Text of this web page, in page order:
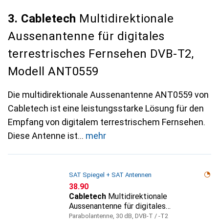
3. Cabletech Multidirektionale
Aussenantenne für digitales
terrestrisches Fernsehen DVB-T2,
Modell ANT0559
Die multidirektionale Aussenantenne ANT0559 von
Cabletech ist eine leistungsstarke Lösung für den
Empfang von digitalem terrestrischem Fernsehen.
Diese Antenne ist
mehr
SAT Spiegel + SAT Antennen
CHF
38.90
Cabletech Multidirektionale
Aussenantenne für digitales
terrestrisches Fernsehen DVB-T2,
Parabolantenne, 30 dB, DVB-T / -T2